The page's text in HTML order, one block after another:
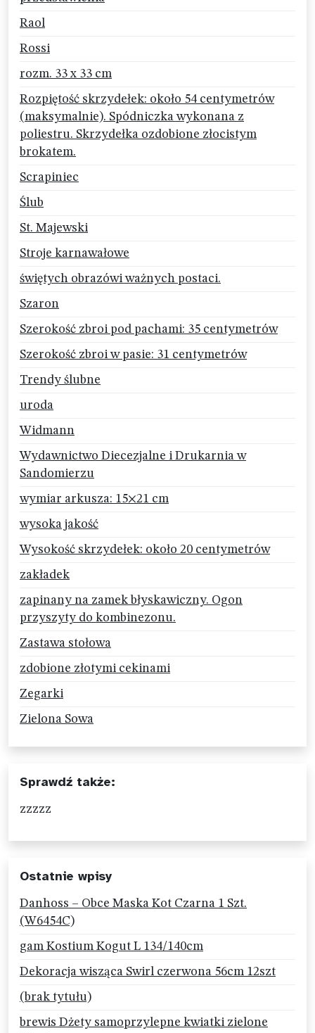
Raol
Rossi
rozm. 33 x 33 cm
Rozpiętość skrzydełek: około 54 centymetrów
(maksymalnie). Spódniczka wykonana z
poliestru. Skrzydełka ozdobione złocistym
brokatem.
Scrapiniec
Ślub
St. Majewski
Stroje karnawałowe
świętych obrazówi ważnych postaci.
Szaron
Szerokość zbroi pod pachami: 35 centymetrów
Szerokość zbroi w pasie: 31 centymetrów
Trendy ślubne
uroda
Widmann
Wydawnictwo Diecezjalne i Drukarnia w
Sandomierzu
wymiar arkusza: 15×21 cm
wysoka jakość
Wysokość skrzydełek: około 20 centymetrów
zakładek
zapinany na zamek błyskawiczny. Ogon
przyszyty do kombinezonu.
Zastawa stołowa
zdobione złotymi cekinami
Zegarki
Zielona Sowa
Sprawdź także:
zzzzz
Ostatnie wpisy
Danhoss – Obce Maska Kot Czarna 1 Szt.
(W6454C)
gam Kostium Kogut L 134/140cm
Dekoracja wisząca Swirl czerwona 56cm 12szt
(brak tytułu)
brewis Dżety samoprzylepne kwiatki zielone